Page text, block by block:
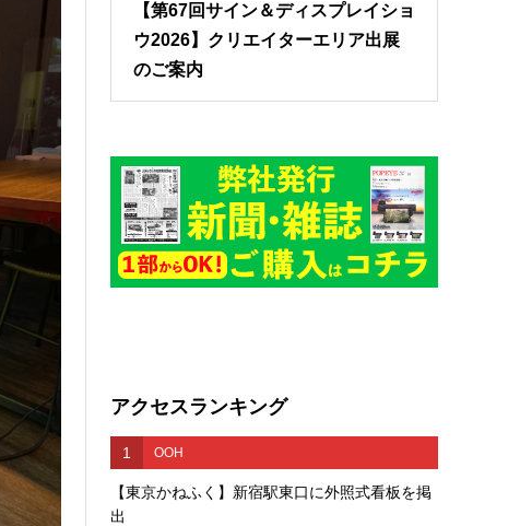
【第67回サイン＆ディスプレイショ
ウ2026】クリエイターエリア出展
のご案内
アクセスランキング
1 OOH
【東京かねふく】新宿駅東口に外照式看板を掲
出